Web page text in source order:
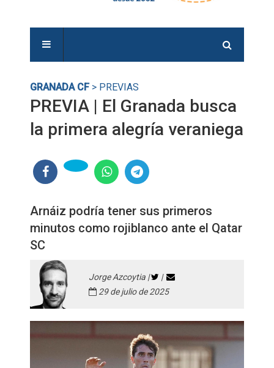
GRANADA CF> PREVIAS
PREVIA | El Granada busca
la primera alegría veraniega
Arnáiz podría tener sus primeros
minutos como rojiblanco ante el Qatar
SC
Jorge Azcoytia |
|
29 de julio de 2025